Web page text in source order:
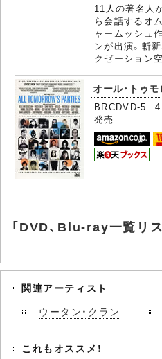
11人の著名人
ら会話するオ
ャームッシュ
ンが出演。斬
クゼーション
オール・トゥ
BRCDVD-5
発売
「DVD、Blu-ray一覧リ
関連アーティスト
ウータン・クラン
これもオススメ！